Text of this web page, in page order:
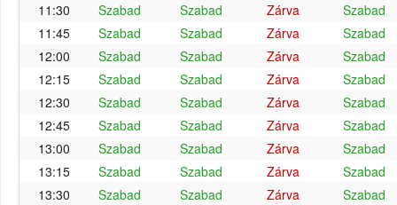
11:30
Szabad Szabad Zárva
Szabad
11:45
Szabad Szabad Zárva
Szabad
12:00
Szabad Szabad Zárva
Szabad
12:15
Szabad Szabad Zárva
Szabad
12:30
Szabad Szabad Zárva
Szabad
12:45
Szabad Szabad Zárva
Szabad
13:00
Szabad Szabad Zárva
Szabad
13:15
Szabad Szabad Zárva
Szabad
13:30
Szabad Szabad Zárva
Szabad